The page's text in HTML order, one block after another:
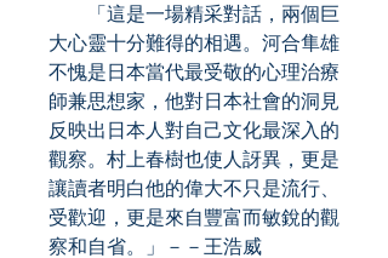
「這是一場精采對話，兩個巨
大心靈十分難得的相遇。河合隼雄
不愧是日本當代最受敬的心理治療
師兼思想家，他對日本社會的洞見
反映出日本人對自己文化最深入的
觀察。村上春樹也使人訝異，更是
讓讀者明白他的偉大不只是流行、
受歡迎，更是來自豐富而敏銳的觀
察和自省。」－－王浩威